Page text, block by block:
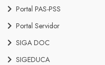
Portal PAS-PSS
Portal Servidor
SIGA DOC
SIGEDUCA